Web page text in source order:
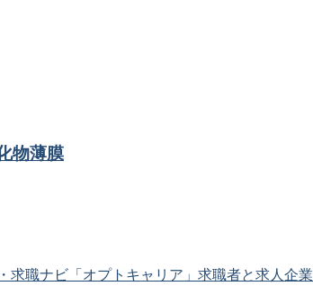
物薄膜